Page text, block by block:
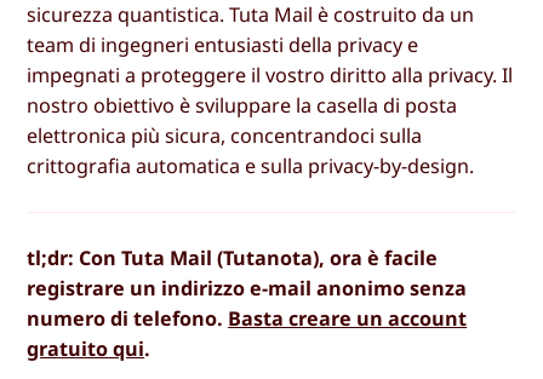
sicurezza quantistica. Tuta Mail è costruito da un
team di ingegneri entusiasti della privacy e
impegnati a proteggere il vostro diritto alla privacy. Il
nostro obiettivo è sviluppare la casella di posta
elettronica più sicura, concentrandoci sulla
crittografia automatica e sulla privacy-by-design.
tl;dr: Con Tuta Mail (Tutanota), ora è facile
registrare un indirizzo e-mail anonimo senza
numero di telefono. Basta creare un account
gratuito qui.